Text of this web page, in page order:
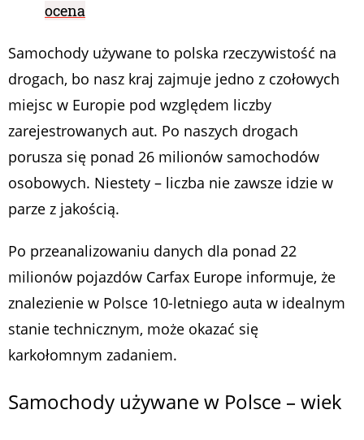
ocena
Samochody używane to polska rzeczywistość na
drogach, bo nasz kraj zajmuje jedno z czołowych
miejsc w Europie pod względem liczby
zarejestrowanych aut. Po naszych drogach
porusza się ponad 26 milionów samochodów
osobowych. Niestety – liczba nie zawsze idzie w
parze z jakością.
Po przeanalizowaniu danych dla ponad 22
milionów pojazdów Carfax Europe informuje, że
znalezienie w Polsce 10-letniego auta w idealnym
stanie technicznym, może okazać się
karkołomnym zadaniem.
Samochody używane w Polsce – wiek